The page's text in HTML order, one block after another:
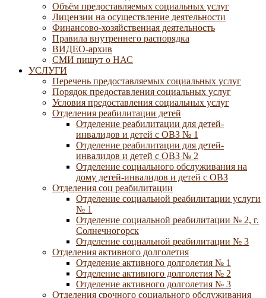
Объём предоставляемых социальных услуг
Лицензии на осуществление деятельности
Финансово-хозяйственная деятельность
Правила внутреннего распорядка
ВИДЕО-архив
СМИ пишут о НАС
УСЛУГИ
Перечень предоставляемых социальных услуг
Порядок предоставления социальных услуг
Условия предоставления социальных услуг
Отделения реабилитации детей
Отделение реабилитации для детей-
инвалидов и детей с ОВЗ № 1
Отделение реабилитации для детей-
инвалидов и детей с ОВЗ № 2
Отделение социального обслуживания на
дому детей-инвалидов и детей с ОВЗ
Отделения соц реабилитации
Отделение социальной реабилитации услуги
№ 1
Отделение социальной реабилитации № 2, г.
Солнечногорск
Отделение социальной реабилитации № 3
Отделения активного долголетия
Отделение активного долголетия № 1
Отделение активного долголетия № 2
Отделение активного долголетия № 3
Отделения срочного социального обслуживания